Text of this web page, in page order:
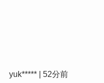
yuk***** | 52分前